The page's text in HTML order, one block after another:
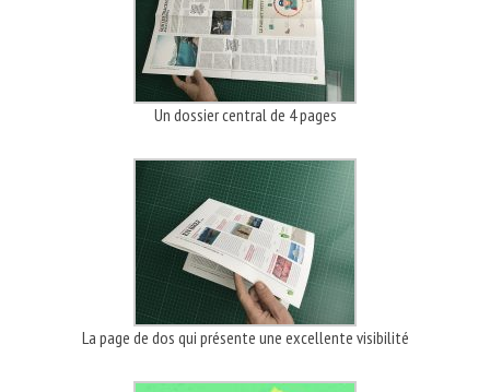
Un dossier central de 4 pages
La page de dos qui présente une excellente visibilité